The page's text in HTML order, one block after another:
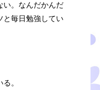
い。なんだかんだ
と毎日勉強してい
。